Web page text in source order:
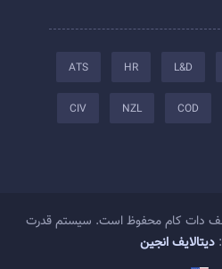
L&D
HR
ATS
COD
NZL
CIV
دات کام محفوظ است. سیستم قدرت
دیتالایف انجین